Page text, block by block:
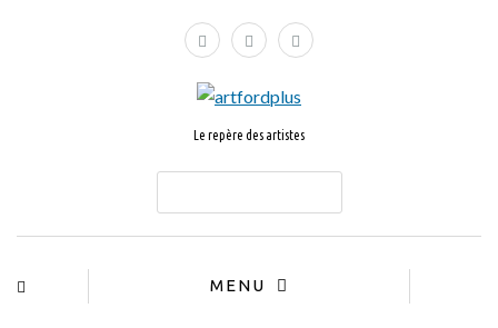
Le repère des artistes
MENU